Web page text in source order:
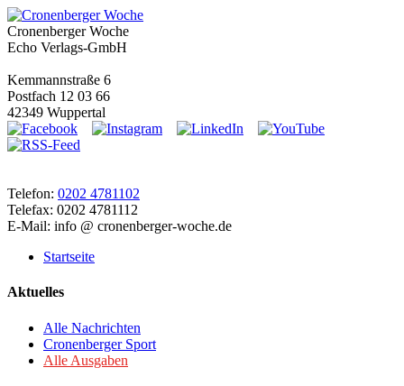
Cronenberger Woche
Echo Verlags-GmbH
Kemmannstraße 6
Postfach 12 03 66
42349 Wuppertal
Telefon: 0202 4781102
Telefax: 0202 4781112
E-Mail: info @ cronenberger-woche.de
Startseite
Aktuelles
Alle Nachrichten
Cronenberger Sport
Alle Ausgaben